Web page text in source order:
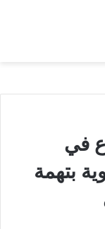
في
بتهمة